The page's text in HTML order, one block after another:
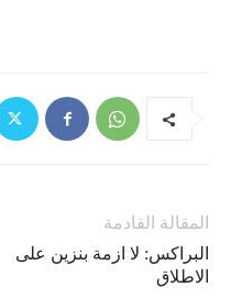
المقالة القادمة
البراكس: لا ازمة بنزين على
الاطلاق